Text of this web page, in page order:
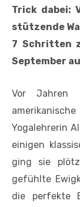
Trick dabei:
stützende
7 Schritten
September
Vor Jahren
Yogalehrerin
einigen
ging sie
gefühlte
die perfekte